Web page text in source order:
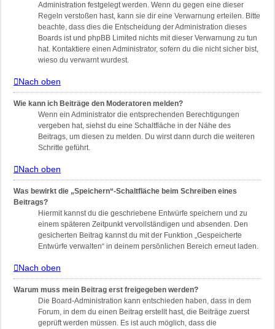
Administration festgelegt werden. Wenn du gegen eine dieser
Regeln verstoßen hast, kann sie dir eine Verwarnung erteilen. Bitte
beachte, dass dies die Entscheidung der Administration dieses
Boards ist und phpBB Limited nichts mit dieser Verwarnung zu tun
hat. Kontaktiere einen Administrator, sofern du die nicht sicher bist,
wieso du verwarnt wurdest.
Nach oben
Wie kann ich Beiträge den Moderatoren melden?
Wenn ein Administrator die entsprechenden Berechtigungen
vergeben hat, siehst du eine Schaltfläche in der Nähe des
Beitrags, um diesen zu melden. Du wirst dann durch die weiteren
Schritte geführt.
Nach oben
Was bewirkt die „Speichern“-Schaltfläche beim Schreiben eines
Beitrags?
Hiermit kannst du die geschriebene Entwürfe speichern und zu
einem späteren Zeitpunkt vervollständigen und absenden. Den
gesicherten Beitrag kannst du mit der Funktion „Gespeicherte
Entwürfe verwalten“ in deinem persönlichen Bereich erneut laden.
Nach oben
Warum muss mein Beitrag erst freigegeben werden?
Die Board-Administration kann entschieden haben, dass in dem
Forum, in dem du einen Beitrag erstellt hast, die Beiträge zuerst
geprüft werden müssen. Es ist auch möglich, dass die